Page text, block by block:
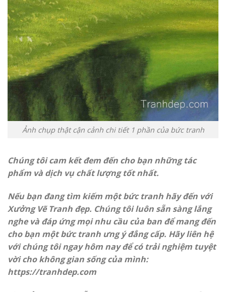
Ảnh chụp thật cận cảnh chi tiết 1 phần của bức tranh
Chúng tôi cam kết đem đến cho bạn những tác
phẩm và dịch vụ chất lượng tốt nhất.
Nếu bạn đang tìm kiếm một bức tranh hãy đến với
Xưởng Vẽ Tranh đẹp. Chúng tôi luôn sẵn sàng lắng
nghe và đáp ứng mọi nhu cầu của ban để mang đến
cho bạn một bức tranh ưng ý đẳng cấp. Hãy liên hệ
với chúng tôi ngay hôm nay để có trải nghiệm tuyệt
vời cho không gian sống của mình:
https://tranhdep.com